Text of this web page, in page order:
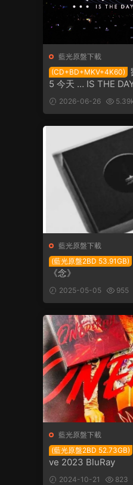
藍光原盤下載
(CD+BD+MKV+4K60)
5 今天 … IS THE
2026-06-26
藍光原盤下載
(藍光原盤2BD 53.91GB)
《念》
2025-05-05 955
藍光原盤下載
(藍光原盤2BD 52.73GB)
ve 2023 BluRay
2024-10-21 823